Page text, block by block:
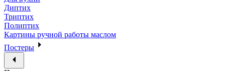
Диптих
Триптих
Полиптих
Картины ручной работы маслом
Постеры